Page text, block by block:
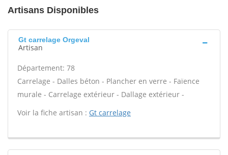
Artisans Disponibles
Gt carrelage Orgeval
Artisan
Département: 78
Carrelage - Dalles béton - Plancher en verre - Faïence
murale - Carrelage extérieur - Dallage extérieur -
Voir la fiche artisan : Gt carrelage